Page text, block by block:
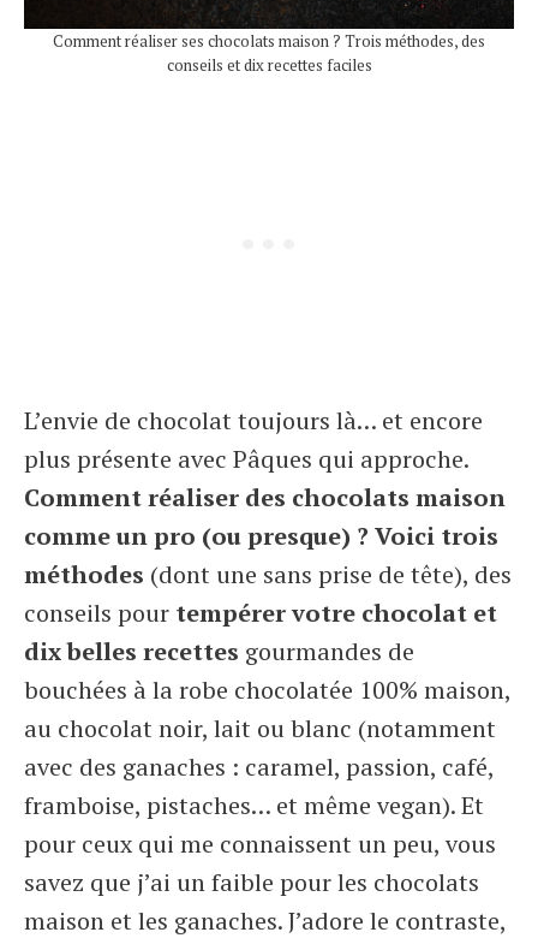
Comment réaliser ses chocolats maison ? Trois méthodes, des
conseils et dix recettes faciles
L’envie de chocolat toujours là… et encore
plus présente avec Pâques qui approche.
Comment réaliser des chocolats maison
comme un pro (ou presque) ? Voici trois
méthodes (dont une sans prise de tête), des
conseils pour tempérer votre chocolat et
dix belles recettes gourmandes de
bouchées à la robe chocolatée 100% maison,
au chocolat noir, lait ou blanc (notamment
avec des ganaches : caramel, passion, café,
framboise, pistaches… et même vegan). Et
pour ceux qui me connaissent un peu, vous
savez que j’ai un faible pour les chocolats
maison et les ganaches. J’adore le contraste,